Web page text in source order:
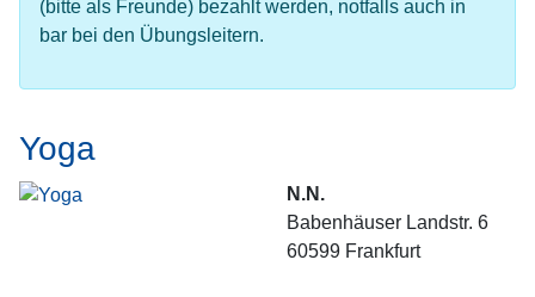
(bitte als Freunde) bezahlt werden, notfalls auch in
bar bei den Übungsleitern.
Yoga
N.N.
Babenhäuser Landstr. 6
60599 Frankfurt